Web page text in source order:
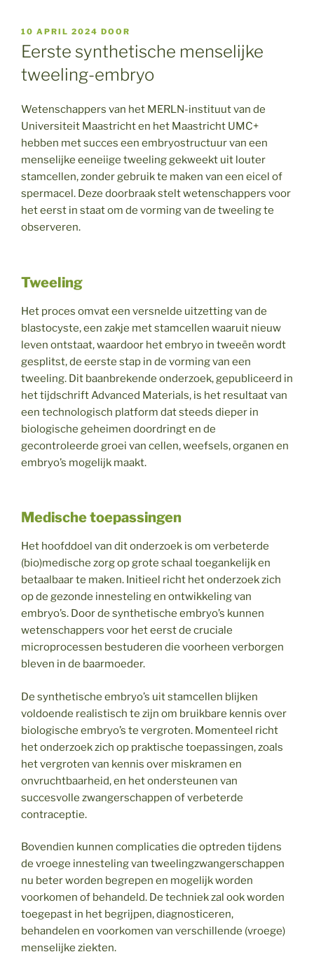
GEPLAATST
OP
10 APRIL 2024 DOOR
Eerste synthetische menselijke
tweeling-embryo
Wetenschappers van het MERLN-instituut van de
Universiteit Maastricht en het Maastricht UMC+
hebben met succes een embryostructuur van een
menselijke eeneiige tweeling gekweekt uit louter
stamcellen, zonder gebruik te maken van een eicel of
spermacel. Deze doorbraak stelt wetenschappers voor
het eerst in staat om de vorming van de tweeling te
observeren.
Tweeling
Het proces omvat een versnelde uitzetting van de
blastocyste, een zakje met stamcellen waaruit nieuw
leven ontstaat, waardoor het embryo in tweeën wordt
gesplitst, de eerste stap in de vorming van een
tweeling. Dit baanbrekende onderzoek, gepubliceerd in
het tijdschrift Advanced Materials, is het resultaat van
een technologisch platform dat steeds dieper in
biologische geheimen doordringt en de
gecontroleerde groei van cellen, weefsels, organen en
embryo’s mogelijk maakt.
Medische toepassingen
Het hoofddoel van dit onderzoek is om verbeterde
(bio)medische zorg op grote schaal toegankelijk en
betaalbaar te maken. Initieel richt het onderzoek zich
op de gezonde innesteling en ontwikkeling van
embryo’s. Door de synthetische embryo’s kunnen
wetenschappers voor het eerst de cruciale
microprocessen bestuderen die voorheen verborgen
bleven in de baarmoeder.
De synthetische embryo’s uit stamcellen blijken
voldoende realistisch te zijn om bruikbare kennis over
biologische embryo’s te vergroten. Momenteel richt
het onderzoek zich op praktische toepassingen, zoals
het vergroten van kennis over miskramen en
onvruchtbaarheid, en het ondersteunen van
succesvolle zwangerschappen of verbeterde
contraceptie.
Bovendien kunnen complicaties die optreden tijdens
de vroege innesteling van tweelingzwangerschappen
nu beter worden begrepen en mogelijk worden
voorkomen of behandeld. De techniek zal ook worden
toegepast in het begrijpen, diagnosticeren,
behandelen en voorkomen van verschillende (vroege)
menselijke ziekten.